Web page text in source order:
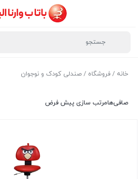
خانه / فروشگاه / صندلی کودک و نوجوان
صافی‌هامرتب سازی پیش فرض